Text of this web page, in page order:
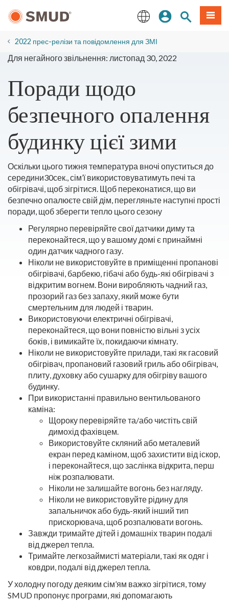
до
змісту
Увійдіть
Пошук по
Меню
2022 прес-релізи та повідомлення для ЗМІ
Для негайного звільнення: листопад 30, 2022
Поради щодо
безпечного опалення
будинку цієї зими
Оскільки цього тижня температура вночі опуститься до
середини30сек., сім’ї використовуватимуть печі та
обігрівачі, щоб зігрітися. Щоб переконатися, що ви
безпечно опалюєте свій дім, перегляньте наступні прості
поради, щоб зберегти тепло цього сезону
Регулярно перевіряйте свої датчики диму та
переконайтеся, що у вашому домі є принаймні
один датчик чадного газу.
Ніколи не використовуйте в приміщенні пропанові
обігрівачі, барбекю, гібачі або будь-які обігрівачі з
відкритим вогнем. Вони виробляють чадний газ,
прозорий газ без запаху, який може бути
смертельним для людей і тварин.
Використовуючи електричні обігрівачі,
переконайтеся, що вони повністю вільні з усіх
боків, і вимикайте їх, покидаючи кімнату.
Ніколи не використовуйте прилади, такі як гасовий
обігрівач, пропановий газовий гриль або обігрівач,
плиту, духовку або сушарку для обігріву вашого
будинку.
При використанні правильно вентильованого
каміна:
Щороку перевіряйте та/або чистіть свій
димохід фахівцем.
Використовуйте скляний або металевий
екран перед каміном, щоб захистити від іскор,
і переконайтеся, що заслінка відкрита, перш
ніж розпалювати.
Ніколи не залишайте вогонь без нагляду.
Ніколи не використовуйте рідину для
запальничок або будь-який інший тип
прискорювача, щоб розпалювати вогонь.
Завжди тримайте дітей і домашніх тварин подалі
від джерел тепла.
Тримайте легкозаймисті матеріали, такі як одяг і
ковдри, подалі від джерел тепла.
У холодну погоду деяким сім’ям важко зігрітися, тому
SMUD пропонує програми, які допомагають